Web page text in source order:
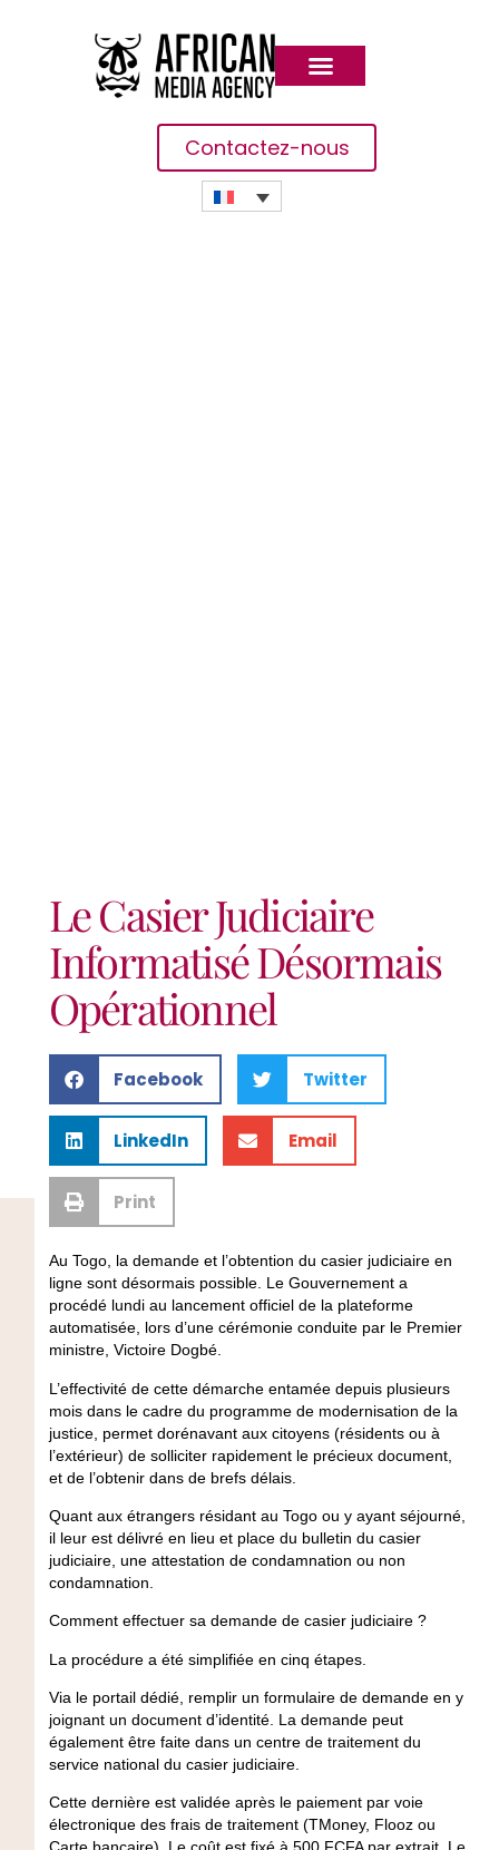
Contactez-nous
Le Casier Judiciaire
Informatisé Désormais
Opérationnel
Facebook Twitter
LinkedIn Email
Print
Au Togo, la demande et l’obtention du casier judiciaire en
ligne sont désormais possible. Le Gouvernement a
procédé lundi au lancement officiel de la plateforme
automatisée, lors d’une cérémonie conduite par le Premier
ministre, Victoire Dogbé.
L’effectivité de cette démarche entamée depuis plusieurs
mois dans le cadre du programme de modernisation de la
justice, permet dorénavant aux citoyens (résidents ou à
l’extérieur) de solliciter rapidement le précieux document,
et de l’obtenir dans de brefs délais.
Quant aux étrangers résidant au Togo ou y ayant séjourné,
il leur est délivré en lieu et place du bulletin du casier
judiciaire, une attestation de condamnation ou non
condamnation.
Comment effectuer sa demande de casier judiciaire ?
La procédure a été simplifiée en cinq étapes.
Via le portail dédié, remplir un formulaire de demande en y
joignant un document d’identité. La demande peut
également être faite dans un centre de traitement du
service national du casier judiciaire.
Cette dernière est validée après le paiement par voie
électronique des frais de traitement (TMoney, Flooz ou